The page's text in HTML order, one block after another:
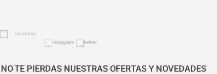
NO TE PIERDAS NUESTRAS OFERTAS Y NOVEDADES